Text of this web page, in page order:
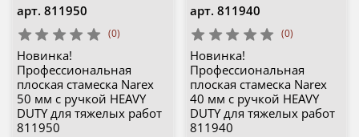
арт. 811950
(0)
Новинка!
Профессиональная
плоская стамеска Narex
50 мм с ручкой HEAVY
DUTY для тяжелых работ
811950
арт. 811940
(0)
Новинка!
Профессиональная
плоская стамеска Narex
40 мм с ручкой HEAVY
DUTY для тяжелых работ
811940